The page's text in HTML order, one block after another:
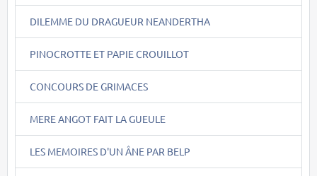
DILEMME DU DRAGUEUR NEANDERTHA
PINOCROTTE ET PAPIE CROUILLOT
CONCOURS DE GRIMACES
MERE ANGOT FAIT LA GUEULE
LES MEMOIRES D'UN ÂNE PAR BELP